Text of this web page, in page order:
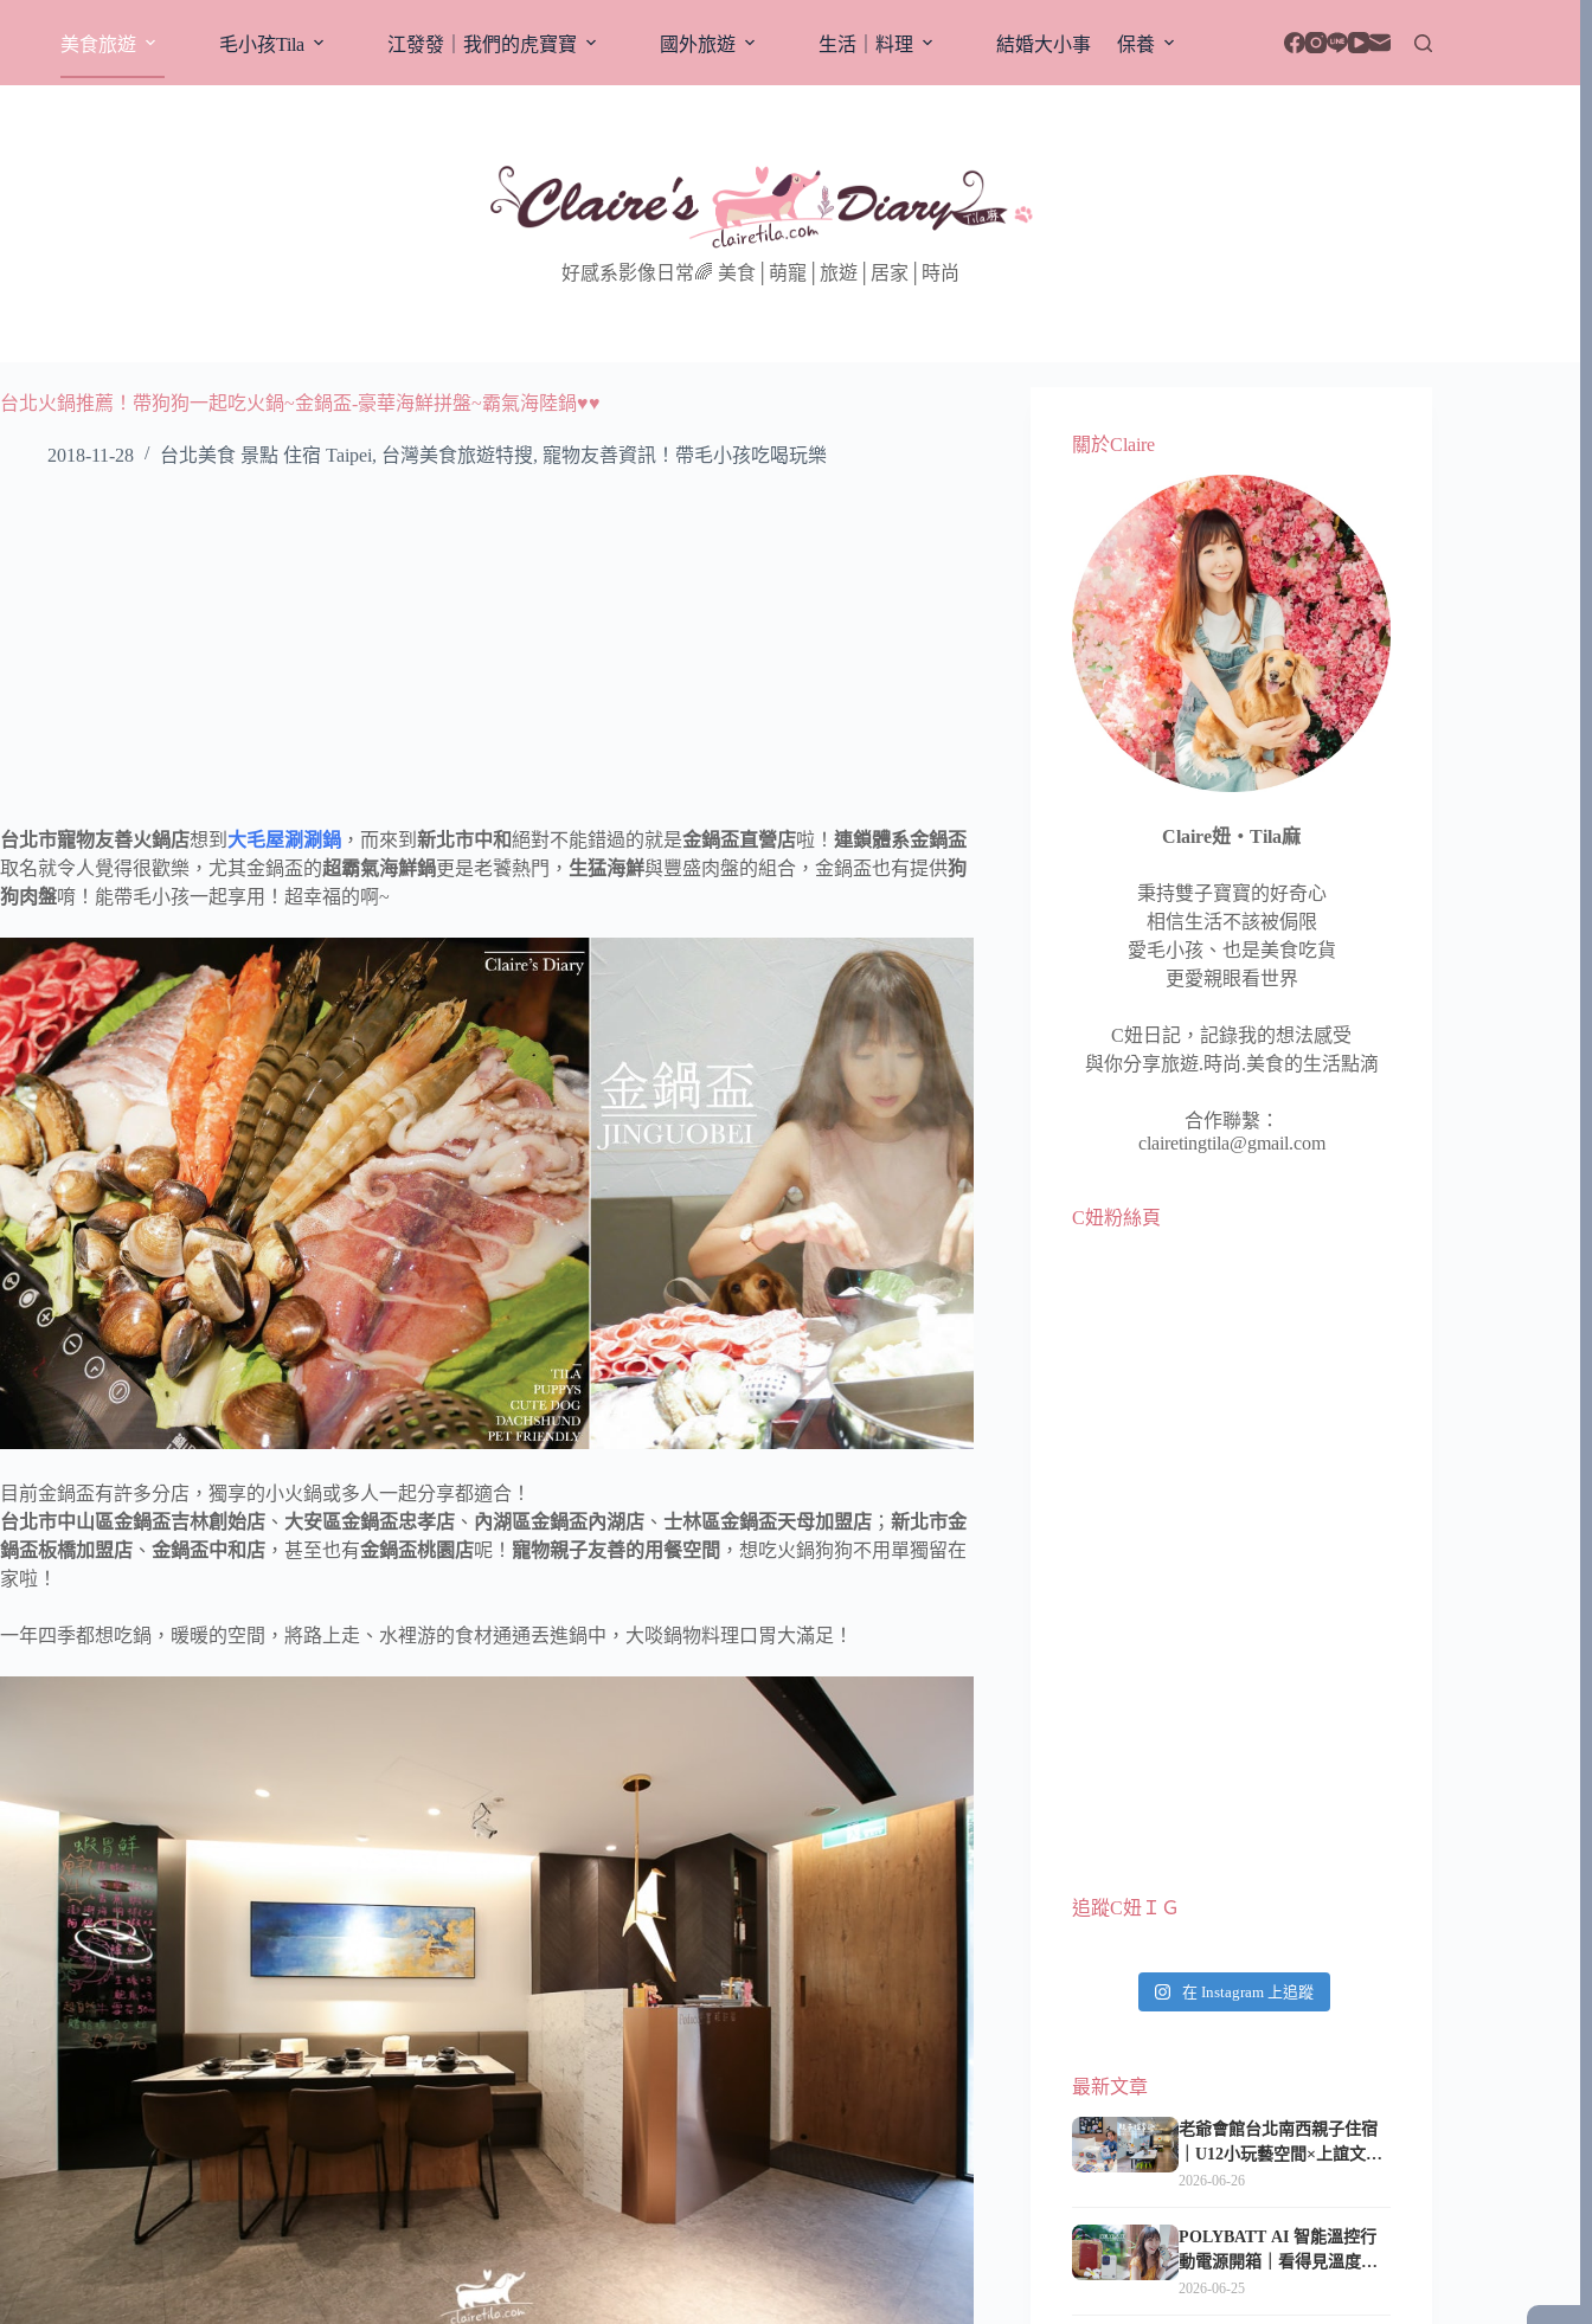
美食旅遊 毛小孩Tila 江發發｜我們的虎寶寶 國外旅遊 生活｜料理 結婚大小事 保養
好感系影像日常🌈 美食│萌寵│旅遊│居家│時尚
台北火鍋推薦！帶狗狗一起吃火鍋~金鍋盃-豪華海鮮拼盤~霸氣海陸鍋♥♥
2018-11-28 台北美食 景點 住宿 Taipei, 台灣美食旅遊特搜, 寵物友善資訊！帶毛小孩吃喝玩樂
台北市寵物友善火鍋店想到 大毛屋涮涮鍋 ，而來到 新北市中和絕對不能錯過的就是金鍋盃直營店啦！ 連鎖體系金鍋盃
取名就令人覺得很歡樂，尤其金鍋盃的超霸氣海鮮鍋更是老饕熱門， 生猛海鮮與豐盛肉盤的組合，金鍋盃也有提供狗
狗肉盤唷！能帶毛小孩一起享用！超幸福的啊~
目前金鍋盃有許多分店，獨享的小火鍋或多人一起分享都適合！
台北市中山區金鍋盃吉林創始店 、 大安區金鍋盃忠孝店 、 內湖區金鍋盃內湖店 、 士林區金鍋盃天母加盟店 ； 新北市金
鍋盃板橋加盟店 、 金鍋盃中和店 ，甚至也有金鍋盃桃園店呢！ 寵物親子友善的用餐空間 ，想吃火鍋狗狗不用單獨留在
家啦！
一年四季都想吃鍋，暖暖的空間，將路上走、水裡游的食材通通丟進鍋中，大啖鍋物料理口胃大滿足！
關於Claire
Claire妞‧Tila麻
秉持雙子寶寶的好奇心
相信生活不該被侷限
愛毛小孩、也是美食吃貨
更愛親眼看世界
C妞日記，記錄我的想法感受
與你分享旅遊.時尚.美食的生活點滴
合作聯繫：
clairetingtila@gmail.com
C妞粉絲頁
追蹤C妞ＩＧ
在 Instagram 上追蹤
最新文章
老爺會館台北南西親子住宿
｜U12小玩藝空間×上誼文
化，暑假帶孩子這樣玩
2026-06-26
POLYBATT AI 智能溫控行
動電源開箱｜看得見溫度與
電量，外出更安心的
2026-06-25